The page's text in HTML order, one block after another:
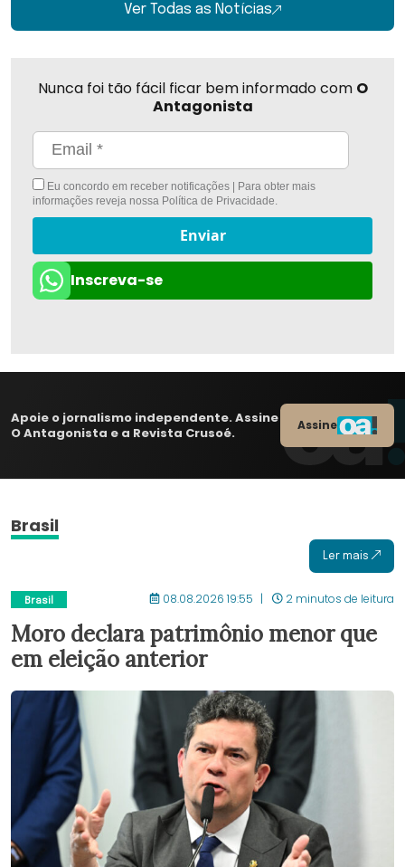
Ver Todas as Notícias
Nunca foi tão fácil ficar bem informado com O
Antagonista
Eu concordo em receber notificações | Para obter mais
informações reveja nossa Política de Privacidade
Enviar
Inscreva-se
Apoie o jornalismo independente. Assine
O Antagonista e a Revista Crusoé.
Assine
Brasil
Ler mais
Brasil 08.08.2026 19:55 2 minutos de leitura
Moro declara patrimônio menor que
em eleição anterior